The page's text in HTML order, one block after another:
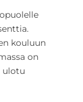
kouluun
on
ulotu